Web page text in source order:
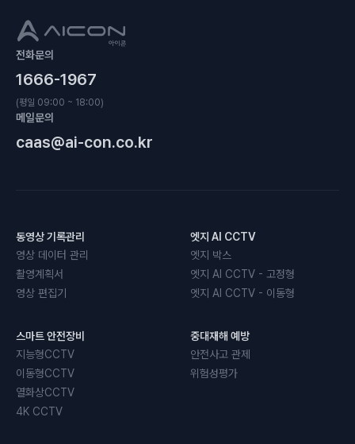
전화문의
1666-1967
(평일 09:00 ~ 18:00)
메일문의
caas@ai-con.co.kr
동영상 기록관리
영상 데이터 관리
촬영계획서
영상 편집기
엣지 AI CCTV
엣지 박스
엣지 AI CCTV - 고정형
엣지 AI CCTV - 이동형
스마트 안전장비
지능형CCTV
이동형CCTV
열화상CCTV
4K CCTV
중대재해 예방
안전사고 관제
위험성평가